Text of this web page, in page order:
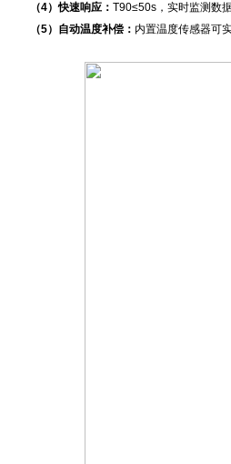
（4）快速响应： T90≤50s，实时监测数
（5）自动温度补偿： 内置温度传感器可